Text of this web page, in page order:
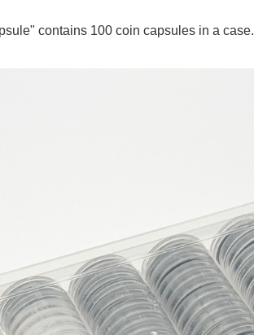
contains 100 coin capsules in a case.